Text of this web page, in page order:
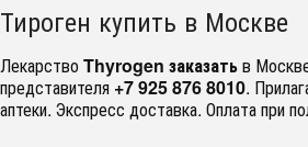
Тироген купить в Москве
ЛекарствоThyrogen заказатьв
представителя +7 925 876 8010.
аптеки. Экспресс доставка. Оплата при